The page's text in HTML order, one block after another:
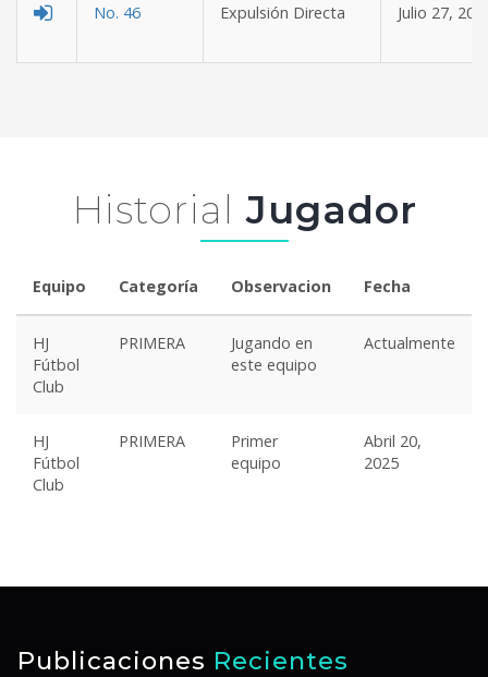
No. 46 Expulsión Directa Julio 27,
Historial Jugador
Equipo Categoría Observacion Fecha
HJ
Fútbol
Club
PRIMERA
Jugando en
este equipo
Actualmente
HJ
Fútbol
Club
PRIMERA
Primer
equipo
Abril 20,
2025
Publicaciones Recientes